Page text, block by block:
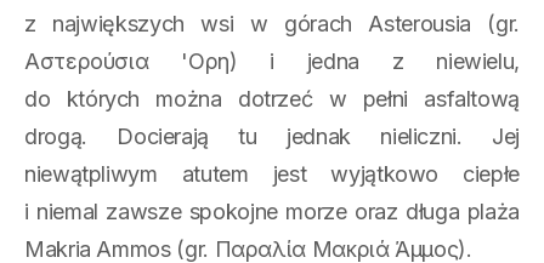
z największych wsi w górach Asterousia (gr.
Αστερούσια 'Ορη) i jedna z niewielu,
do których można dotrzeć w pełni asfaltową
drogą. Docierają tu jednak nieliczni. Jej
niewątpliwym atutem jest wyjątkowo ciepłe
i niemal zawsze spokojne morze oraz długa plaża
Makria Ammos (gr. Παραλία Μακριά Άμμος).